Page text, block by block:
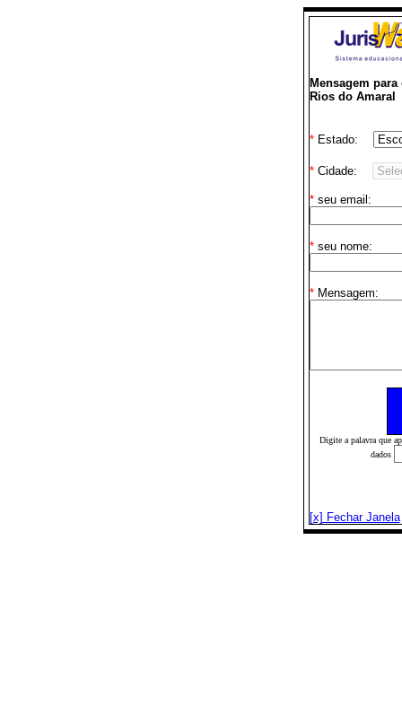
Mensagem
Rios do Amaral
*Estado:
*Cidade:
*seu email:
*seu nome:
*Mensagem:
Digite a palavra que
dados
[x] Fechar Janela